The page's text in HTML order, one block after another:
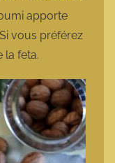
apporte
vous préférez
la feta.